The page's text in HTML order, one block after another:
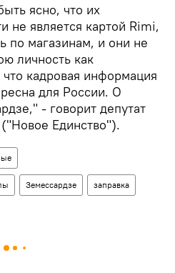
ясно, что их
не является картой Rimi,
по магазинам, и они не
личность как
кадровая информация
для России. О
- говорит депутат
Единство").
Земессардзе заправка